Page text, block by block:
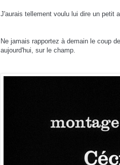
J'aurais tellement voulu lui dire un petit
Ne jamais rapportez à demain le coup
aujourd'hui, sur le champ.